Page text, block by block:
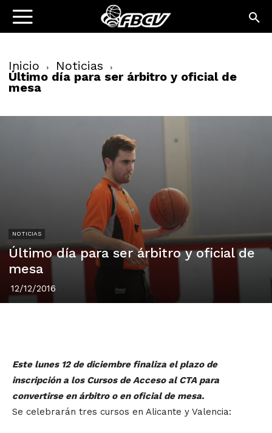
Inicio Noticias
Último día para ser árbitro y oficial de
mesa
NOTICIAS
Último día para ser árbitro y oficial de
mesa
12/12/2016
Este lunes 12 de diciembre finaliza el plazo de
inscripción a los Cursos de Acceso al CTA para
convertirse en árbitro o en oficial de mesa.
Se celebrarán tres cursos en Alicante y Valencia: